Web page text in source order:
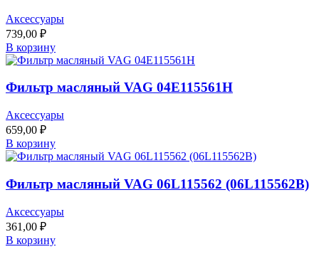
Аксессуары
739,00 ₽
В корзину
Фильтр масляный VAG 04E115561H
Аксессуары
659,00 ₽
В корзину
Фильтр масляный VAG 06L115562 (06L115562B)
Аксессуары
361,00 ₽
В корзину